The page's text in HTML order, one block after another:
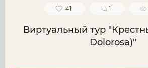
41 1
Виртуальный тур
Dolorosa)"